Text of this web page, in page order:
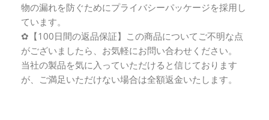
物の漏れを防ぐためにプライバシーパッケージを採用し
ています。
✿【100日間の返品保証】この商品についてご不明な点
がございましたら、お気軽にお問い合わせください。
当社の製品を気に入っていただけると信じております
が、ご満足いただけない場合は全額返金いたします。